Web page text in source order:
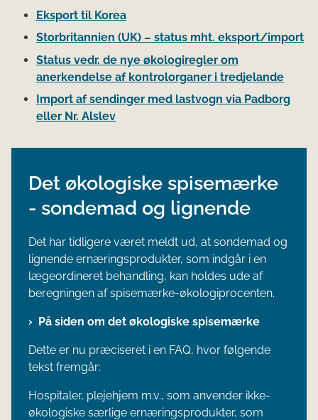
Eksport til Korea
Storbritannien (UK) – status mht. eksport/import
Status vedr. de nye økologiregler om
anerkendelse af kontrolorganer i tredjelande
Import af sendinger med lastvogn via Padborg
eller Nr. Alslev
Det økologiske spisemærke
- sondemad og lignende
Det har tidligere været meldt ud, at sondemad og
lignende ernæringsprodukter, som indgår i en
lægeordineret behandling, kan holdes ude af
beregningen af spisemærke-økologiprocenten.
På siden om det økologiske spisemærke
Dette er nu præciseret i en FAQ, hvor følgende
tekst fremgår:
Hospitaler, plejehjem m.v., som anvender ikke-
økologiske særlige ernæringsprodukter, som